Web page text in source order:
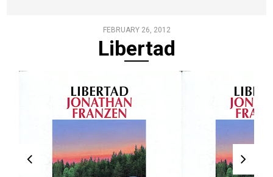
FEBRUARY 26, 2012
Libertad